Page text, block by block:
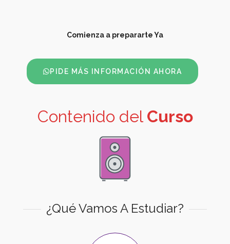
Comienza a prepararte Ya
PIDE MÁS INFORMACIÓN AHORA
Contenido del Curso
¿Qué Vamos A Estudiar?